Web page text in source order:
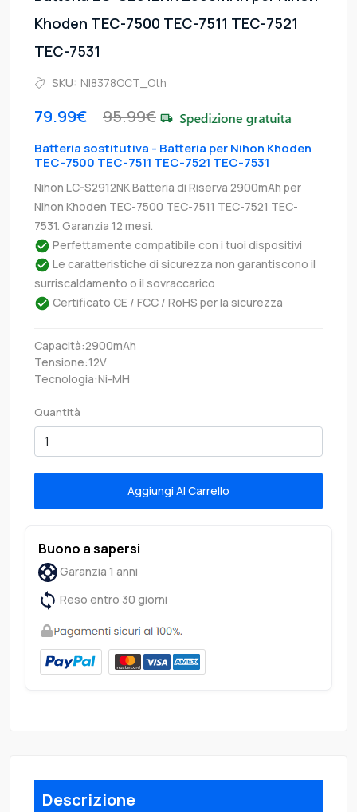
Khoden TEC-7500 TEC-7511 TEC-7521
TEC-7531
SKU: NI8378OCT_Oth
79.99€ 95.99€
Batteria sostitutiva - Batteria per Nihon Khoden
TEC-7500 TEC-7511 TEC-7521 TEC-7531
Nihon LC-S2912NK Batteria di Riserva 2900mAh per
Nihon Khoden TEC-7500 TEC-7511 TEC-7521 TEC-
7531. Garanzia 12 mesi.
Perfettamente compatibile con i tuoi dispositivi
Le caratteristiche di sicurezza non garantiscono il
surriscaldamento o il sovraccarico
Certificato CE / FCC / RoHS per la sicurezza
Capacità:2900mAh
Tensione:12V
Tecnologia:Ni-MH
Quantità
Aggiungi Al Carrello
Buono a sapersi
Garanzia 1 anni
Reso entro 30 giorni
Descrizione